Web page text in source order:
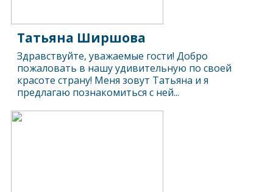
Татьяна Ширшова
Здравствуйте, уважаемые гости! Добро
пожаловать в нашу удивительную по своей
красоте страну! Меня зовут Татьяна и я
предлагаю познакомиться с ней...